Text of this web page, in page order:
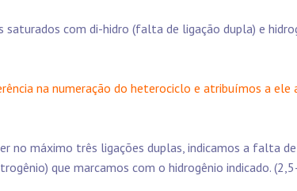
com di-hidro (falta de ligação dupla) e
na numeração do heterociclo e atribuímos a ele
no máximo três ligações duplas, indicamos a falta
que marcamos com o hidrogênio indicado.